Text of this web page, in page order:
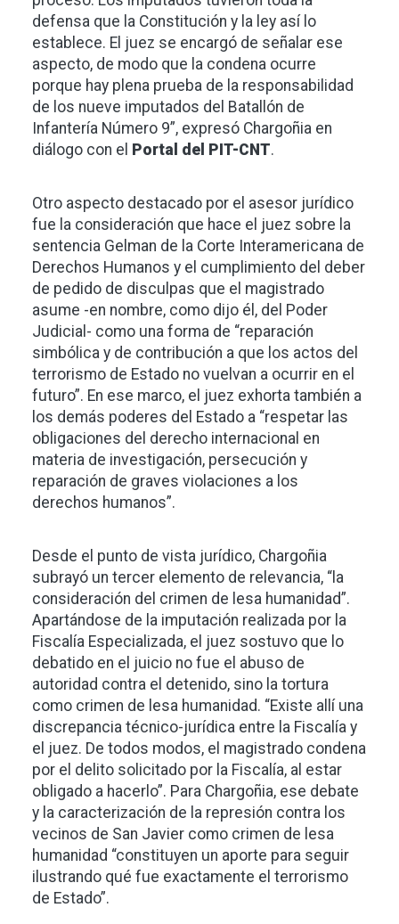
defensa que la Constitución y la ley así lo
establece. El juez se encargó de señalar ese
aspecto, de modo que la condena ocurre
porque hay plena prueba de la responsabilidad
de los nueve imputados del Batallón de
Infantería Número 9”, expresó Chargoñia en
diálogo con el
Portal del PIT-CNT.
Otro aspecto destacado por el asesor jurídico
fue la consideración que hace el juez sobre la
sentencia Gelman de la Corte Interamericana de
Derechos Humanos y el cumplimiento del deber
de pedido de disculpas que el magistrado
asume -en nombre, como dijo él, del Poder
Judicial- como una forma de “reparación
simbólica y de contribución a que los actos del
terrorismo de Estado no vuelvan a ocurrir en el
futuro”. En ese marco, el juez exhorta también a
los demás poderes del Estado a “respetar las
obligaciones del derecho internacional en
materia de investigación, persecución y
reparación de graves violaciones a los
derechos humanos”.
Desde el punto de vista jurídico, Chargoñia
subrayó un tercer elemento de relevancia, “la
consideración del crimen de lesa humanidad”.
Apartándose de la imputación realizada por la
Fiscalía Especializada, el juez sostuvo que lo
debatido en el juicio no fue el abuso de
autoridad contra el detenido, sino la tortura
como crimen de lesa humanidad. “Existe allí una
discrepancia técnico-jurídica entre la Fiscalía y
el juez. De todos modos, el magistrado condena
por el delito solicitado por la Fiscalía, al estar
obligado a hacerlo”. Para Chargoñia, ese debate
y la caracterización de la represión contra los
vecinos de San Javier como crimen de lesa
humanidad “constituyen un aporte para seguir
ilustrando qué fue exactamente el terrorismo
de Estado”.